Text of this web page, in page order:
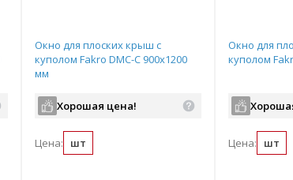
Окно для плоских крыш с
куполом Fakro DMC-С 900х1200
мм
Хорошая цена!
Цена: шт
Окно для
куполом
Цена: шт